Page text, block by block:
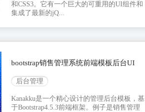
和CSS3。它有一个巨大的可重用的UI组件和
集成了最新的jQ...
bootstrap销售管理系统前端模板后台UI
后台管理
Kanakku是一个精心设计的管理后台模板，基
于Bootstrap4.5.3前端框架。例子是销售管理